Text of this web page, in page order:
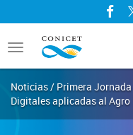
Toggle
navigation
Noticias / Primera
Digitales aplicadas al Agro